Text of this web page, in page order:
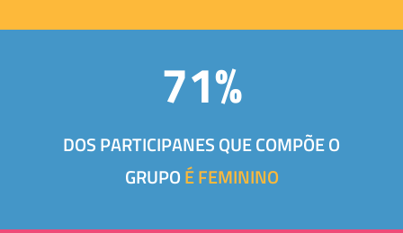
71%
DOS PARTICIPANES QUE COMPÕE O
GRUPOÉ FEMININO